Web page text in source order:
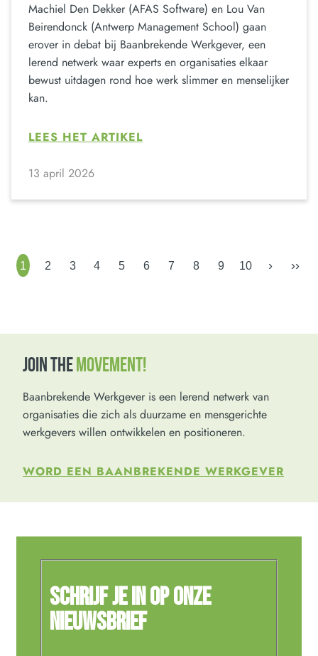
Machiel Den Dekker (AFAS Software) en Lou Van
Beirendonck (Antwerp Management School) gaan
erover in debat bij Baanbrekende Werkgever, een
lerend netwerk waar experts en organisaties elkaar
bewust uitdagen rond hoe werk slimmer en menselijker
kan.
LEES HET ARTIKEL
13 april 2026
1 2 3 4 5 6 7 8 9 10 › ››
JOIN THEMOVEMENT!
Baanbrekende Werkgever is een lerend netwerk van
organisaties die zich als duurzame en mensgerichte
werkgevers willen ontwikkelen en positioneren.
WORD EEN BAANBREKENDE WERKGEVER